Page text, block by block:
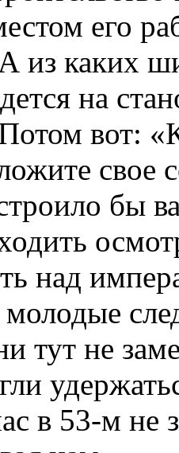
его
каких
на
вот:
свое
бы
над
тут не
в 53-м не